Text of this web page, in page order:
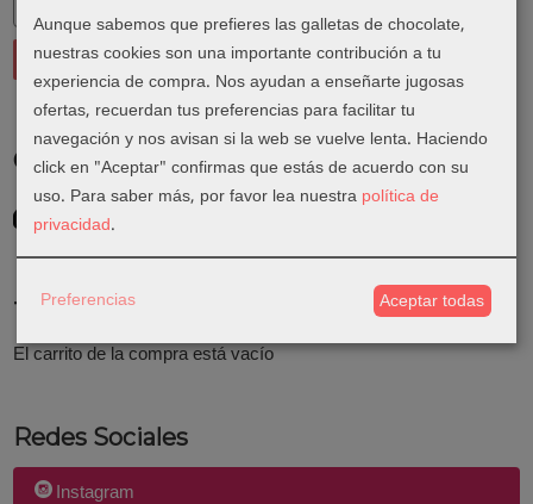
Costes de Envío
GRATIS *
Consultar Destinos
Tu Carrito (0)
El carrito de la compra está vacío
Redes Sociales
Instagram
Aunque sabemos que prefieres las galletas de chocolate,
nuestras cookies son una importante contribución a tu
experiencia de compra. Nos ayudan a enseñarte jugosas
ofertas, recuerdan tus preferencias para facilitar tu
navegación y nos avisan si la web se vuelve lenta. Haciendo
click en "Aceptar" confirmas que estás de acuerdo con su
uso. Para saber más, por favor lea nuestra política de
privacidad.
Preferencias Aceptar todas